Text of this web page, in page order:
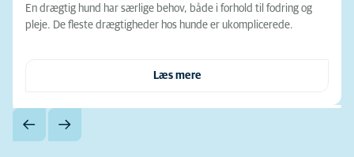
En drægtig hund har særlige behov, både i forhold til fodring og
pleje. De fleste drægtigheder hos hunde er ukomplicerede.
Læs mere